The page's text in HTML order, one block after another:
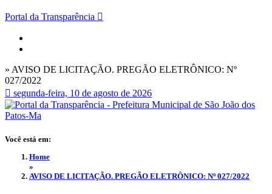
Portal da Transparência
» AVISO DE LICITAÇÃO. PREGÃO ELETRÔNICO: Nº
027/2022
segunda-feira, 10 de agosto de 2026
Você está em:
Home
»
AVISO DE LICITAÇÃO. PREGÃO ELETRÔNICO: Nº 027/2022